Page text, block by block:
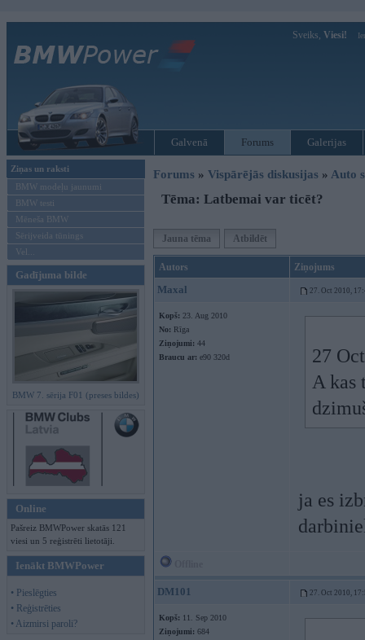
Sveiks, Viesi!
Galvenā Forums Galerijas
Ziņas un raksti
BMW modeļu jaunumi
BMW testi
Mēneša BMW
Sērijveida tūnings
Vel...
Gadījuma bilde
BMW 7. sērija F01 (preses bildes)
Online
Pašreiz BMWPower skatās 121
viesi un 5 reģistrēti lietotāji.
Ienākt BMWPower
• Pieslēgties
• Reģistrēties
• Aizmirsi paroli?
Forums » Vispārējās diskusijas » Auto
Tēma: Latbemai var ticēt?
Jauna tēma Atbildēt
Autors Ziņojums
Maxal 27. Oct 2010,
Kopš: 23. Aug 2010
No: Rīga
Ziņojumi: 44
Braucu ar: e90 320d
27
A kas
ja es
DM101 27. Oct 2010,
Kopš: 11. Sep 2010
Ziņojumi: 684